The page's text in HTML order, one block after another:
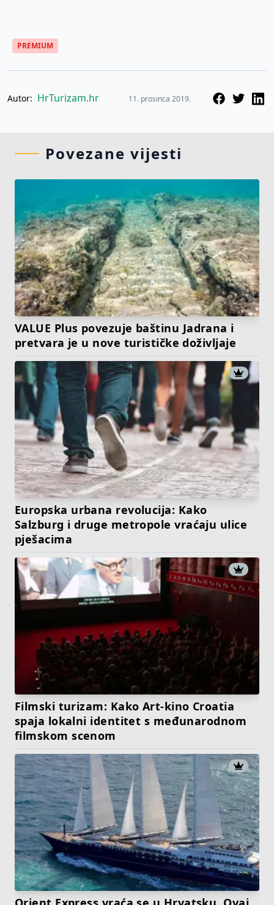
PREMIUM
Autor: HrTurizam.hr 11. prosinca 2019.
Povezane vijesti
VALUE Plus povezuje baštinu Jadrana i
pretvara je u nove turističke doživljaje
Europska urbana revolucija: Kako
Salzburg i druge metropole vraćaju ulice
pješacima
Filmski turizam: Kako Art-kino Croatia
spaja lokalni identitet s međunarodnom
filmskom scenom